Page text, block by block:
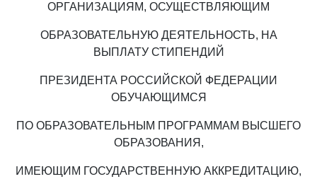
ОРГАНИЗАЦИЯМ, ОСУЩЕСТВЛЯЮЩИМ
ОБРАЗОВАТЕЛЬНУЮ ДЕЯТЕЛЬНОСТЬ, НА
ВЫПЛАТУ СТИПЕНДИЙ
ПРЕЗИДЕНТА РОССИЙСКОЙ ФЕДЕРАЦИИ
ОБУЧАЮЩИМСЯ
ПО ОБРАЗОВАТЕЛЬНЫМ ПРОГРАММАМ ВЫСШЕГО
ОБРАЗОВАНИЯ,
ИМЕЮЩИМ ГОСУДАРСТВЕННУЮ АККРЕДИТАЦИЮ,